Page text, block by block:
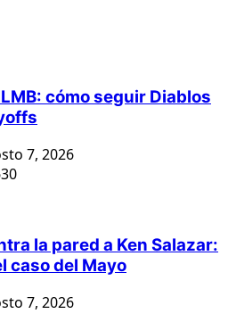
cómo seguir Diablos
7, 2026
la pared a Ken Salazar:
caso del Mayo
7, 2026